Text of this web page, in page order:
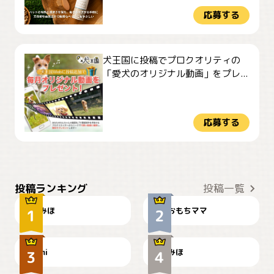
応募する
犬王国に投稿でプロクオリティの
「愛犬のオリジナル動画」をプレ...
応募する
投稿ランキング 投稿一覧
みほ おもちママ
可愛い？
mi
見てるぞぉ
みほ
🌻とむぎ！
ドーベルマンのお友達邸に
て